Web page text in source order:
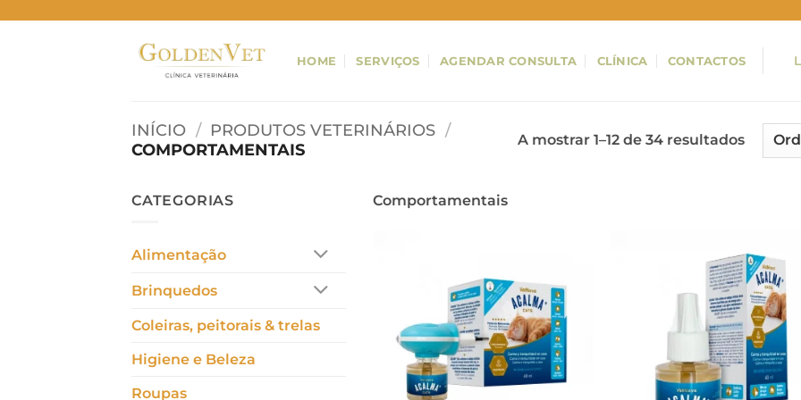
HOME SERVIÇOS AGENDAR CONSULTA CLÍNICA CONTACTOS
INÍCIO / PRODUTOS VETERINÁRIOS /
COMPORTAMENTAIS
A mostrar 1–12 de 34 resultados
CATEGORIAS
Alimentação
Brinquedos
Coleiras, peitorais & trelas
Higiene e Beleza
Roupas
Comportamentais